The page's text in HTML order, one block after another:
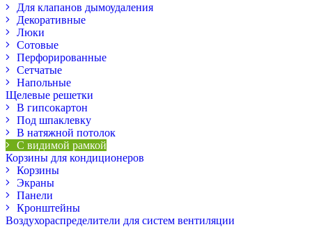
Для клапанов дымоудаления
Декоративные
Люки
Сотовые
Перфорированные
Сетчатые
Напольные
Щелевые решетки
В гипсокартон
Под шпаклевку
В натяжной потолок
С видимой рамкой
Корзины для кондиционеров
Корзины
Экраны
Панели
Кронштейны
Воздухораспределители для систем вентиляции